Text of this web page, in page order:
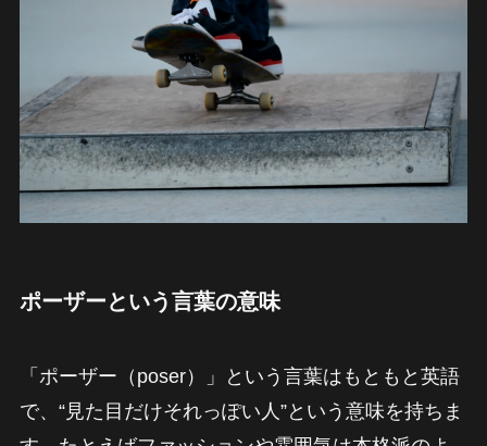
ポーザーという言葉の意味
「ポーザー（poser）」という言葉はもともと英語
で、“見た目だけそれっぽい人”という意味を持ちま